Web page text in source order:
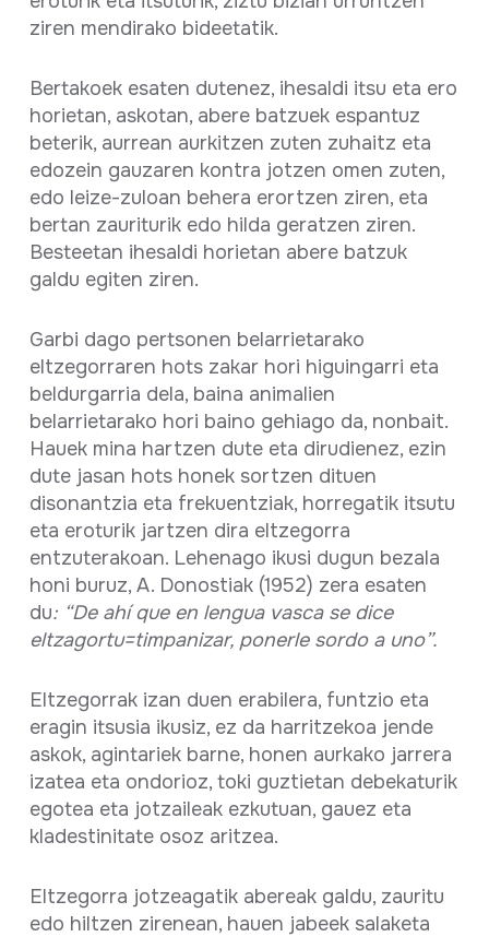
ziren mendirako bideetatik.
Bertakoek esaten dutenez, ihesaldi itsu eta ero
horietan, askotan, abere batzuek espantuz
beterik, aurrean aurkitzen zuten zuhaitz eta
edozein gauzaren kontra jotzen omen zuten,
edo leize-zuloan behera erortzen ziren, eta
bertan zauriturik edo hilda geratzen ziren.
Besteetan ihesaldi horietan abere batzuk
galdu egiten ziren.
Garbi dago pertsonen belarrietarako
eltzegorraren hots zakar hori higuingarri eta
beldurgarria dela, baina animalien
belarrietarako hori baino gehiago da, nonbait.
Hauek mina hartzen dute eta dirudienez, ezin
dute jasan hots honek sortzen dituen
disonantzia eta frekuentziak, horregatik itsutu
eta eroturik jartzen dira eltzegorra
entzuterakoan. Lehenago ikusi dugun bezala
honi buruz, A. Donostiak (1952) zera esaten
du: “De ahí que en lengua vasca se dice
eltzagortu=timpanizar, ponerle sordo a uno”.
Eltzegorrak izan duen erabilera, funtzio eta
eragin itsusia ikusiz, ez da harritzekoa jende
askok, agintariek barne, honen aurkako jarrera
izatea eta ondorioz, toki guztietan debekaturik
egotea eta jotzaileak ezkutuan, gauez eta
kladestinitate osoz aritzea.
Eltzegorra jotzeagatik abereak galdu, zauritu
edo hiltzen zirenean, hauen jabeek salaketa